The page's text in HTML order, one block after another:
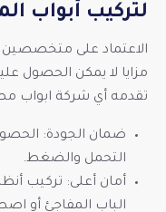
لتركيب أبواب
الاعتماد على متخصصين
مزايا لا يمكن الحصول
تقدمه أي شركة ابواب
ضمان الجودة:
التحمل والضغط.
أمان أعلى: تركيب
الباب المفاجئ أو